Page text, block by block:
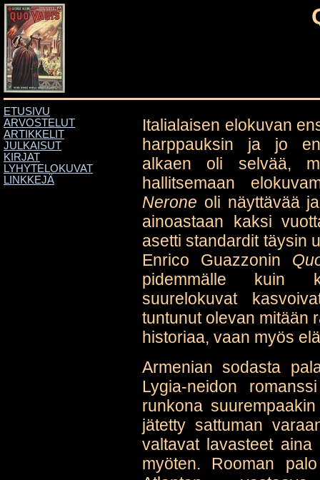
ETUSIVU
ARVOSTELUT
ARTIKKELIT
JULKAISUT
KIRJAT
LYHYTELOKUVAT
LINKKEJÄ
Italialaisen elokuvan
harppauksin ja jo
alkaen oli selvää,
hallitsemaan
Nerone oli näyttävää
ainoastaan kaksi
asetti standardit täysin
Enrico Guazzonin
pidemmälle kuin
suurelokuvat
tuntunut olevan mitään
historiaa, vaan myös
Armenian sodasta
Lygia-neidon
runkona
jätetty sattuman
valtavat lavasteet
myöten. Rooman